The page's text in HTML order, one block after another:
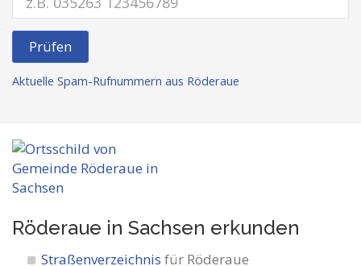
Prüfen
Aktuelle Spam-Rufnummern aus Röderaue
Röderaue in Sachsen erkunden
Straßenverzeichnis für Röderaue